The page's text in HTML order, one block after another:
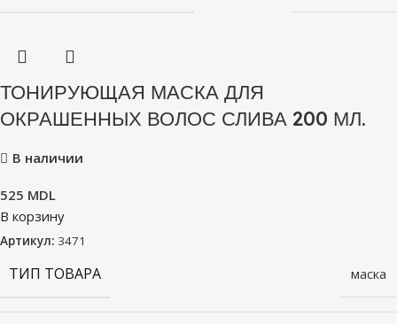
ТОНИРУЮЩАЯ МАСКА ДЛЯ
ОКРАШЕННЫХ ВОЛОС СЛИВА 200 МЛ.
В наличии
525 MDL
В корзину
Артикул: 3471
ТИП ТОВАРА маска